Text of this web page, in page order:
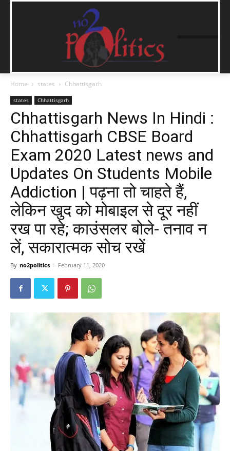
Home states Chhattisgarh
states Chhattisgarh
Chhattisgarh News In Hindi :
Chhattisgarh CBSE Board
Exam 2020 Latest news and
Updates On Students Mobile
Addiction | पढ़ना तो चाहते हैं,
लेकिन खुद को मोबाइल से दूर नहीं
रख पा रहे; काउंसलर बोले- तनाव न
लें, सकारात्मक सोच रखें
By no2politics - February 11, 2020